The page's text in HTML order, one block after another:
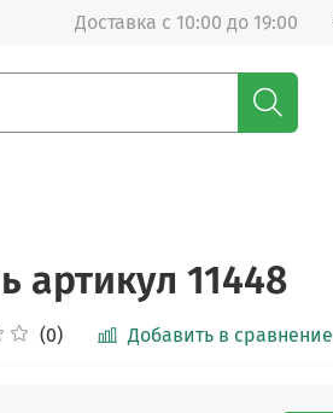
Доставка с 10:00 до 19:00
артикул 11448
(0) Добавить в сравнение